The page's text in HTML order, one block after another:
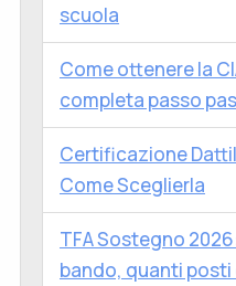
scuola
Come ottenere la
completa passo
Certificazione
Come Sceglierla
TFA Sostegno
bando, quanti